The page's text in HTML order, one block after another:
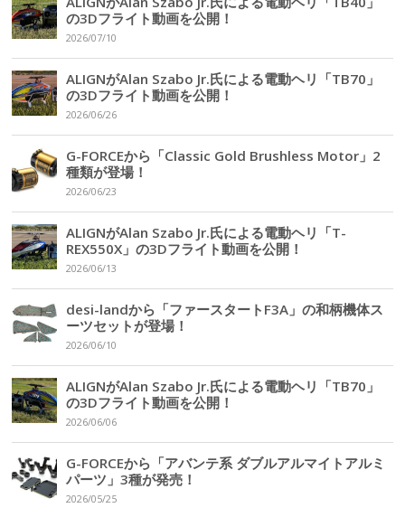
の3Dフライト動画を公開！
2026/07/10
ALIGNがAlan Szabo Jr.氏による電動ヘリ「TB70」
の3Dフライト動画を公開！
2026/06/26
G-FORCEから「Classic Gold Brushless Motor」2
種類が登場！
2026/06/23
ALIGNがAlan Szabo Jr.氏による電動ヘリ「T-
REX550X」の3Dフライト動画を公開！
2026/06/13
desi-landから「ファースタートF3A」の和柄機体ス
ーツセットが登場！
2026/06/10
ALIGNがAlan Szabo Jr.氏による電動ヘリ「TB70」
の3Dフライト動画を公開！
2026/06/06
G-FORCEから「アバンテ系 ダブルアルマイトアルミ
パーツ」3種が発売！
2026/05/25